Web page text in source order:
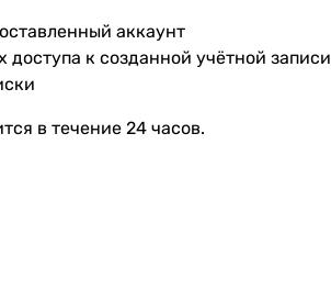
аккаунт
доступа к созданной учётной записи
в течение 24 часов.